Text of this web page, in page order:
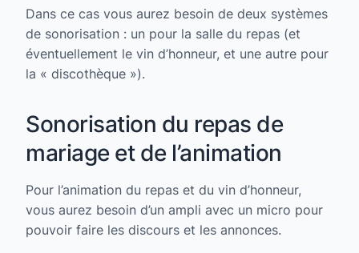
Dans ce cas vous aurez besoin de deux systèmes
de sonorisation : un pour la salle du repas (et
éventuellement le vin d’honneur, et une autre pour
la « discothèque »).
Sonorisation du repas de
mariage et de l’animation
Pour l’animation du repas et du vin d’honneur,
vous aurez besoin d’un ampli avec un micro pour
pouvoir faire les discours et les annonces.